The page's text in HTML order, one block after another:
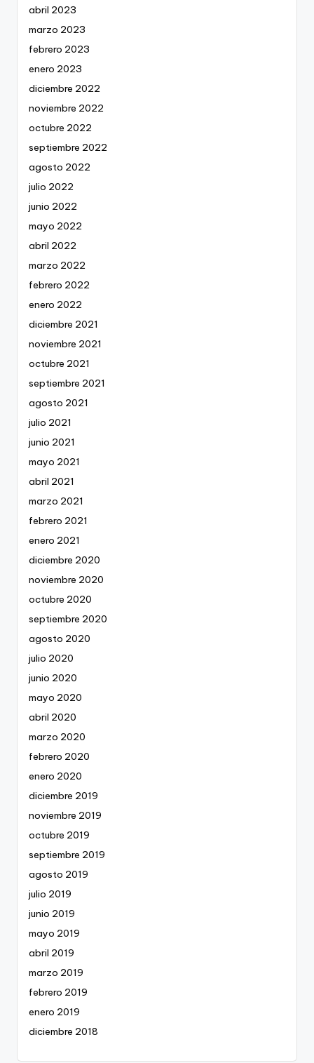
abril 2023
marzo 2023
febrero 2023
enero 2023
diciembre 2022
noviembre 2022
octubre 2022
septiembre 2022
agosto 2022
julio 2022
junio 2022
mayo 2022
abril 2022
marzo 2022
febrero 2022
enero 2022
diciembre 2021
noviembre 2021
octubre 2021
septiembre 2021
agosto 2021
julio 2021
junio 2021
mayo 2021
abril 2021
marzo 2021
febrero 2021
enero 2021
diciembre 2020
noviembre 2020
octubre 2020
septiembre 2020
agosto 2020
julio 2020
junio 2020
mayo 2020
abril 2020
marzo 2020
febrero 2020
enero 2020
diciembre 2019
noviembre 2019
octubre 2019
septiembre 2019
agosto 2019
julio 2019
junio 2019
mayo 2019
abril 2019
marzo 2019
febrero 2019
enero 2019
diciembre 2018